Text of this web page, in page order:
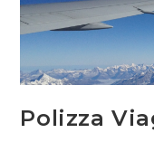
Polizza